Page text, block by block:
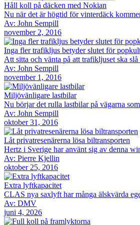
Håll koll på däcken med Nokian
Nu när det är högtid för vinterdäck
Av: John Sempill
november 2, 2016
Inga fler trafikljus betyder slutet för
Att sitta och vänta på att trafikljuset ska
Av: John Sempill
november 1, 2016
Miljövänligare lastbilar
Nu börjar det rulla lastbilar på vägarna
Av: John Sempill
oktober 31, 2016
Låt privatresenärerna lösa biltransporten
Hertz i Sverige har använt sig av denna
Av: Pierre Kjellin
oktober 25, 2016
Extra lyftkapacitet
CLAS nya saxlyft har många älskvärda
Av: DMV
juni 4, 2026